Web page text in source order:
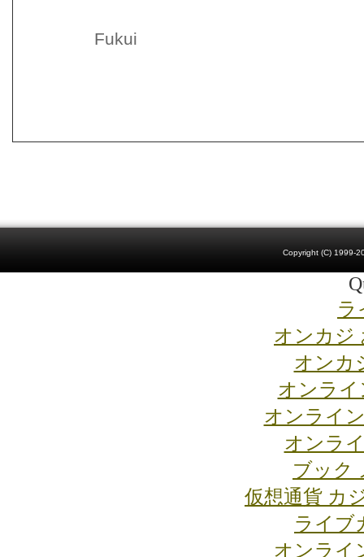
Fukui
Copyright (C) 1999-
ラ
オンカジ
オンカ
オンラ
オンライ
オンラ
ブック
仮想通貨 カ
ライブ
オンライ